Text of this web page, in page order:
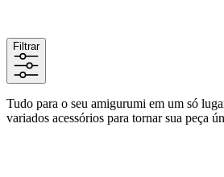
Filtrar
Tudo para o seu amigurumi em um só
variados acessórios para tornar sua peça